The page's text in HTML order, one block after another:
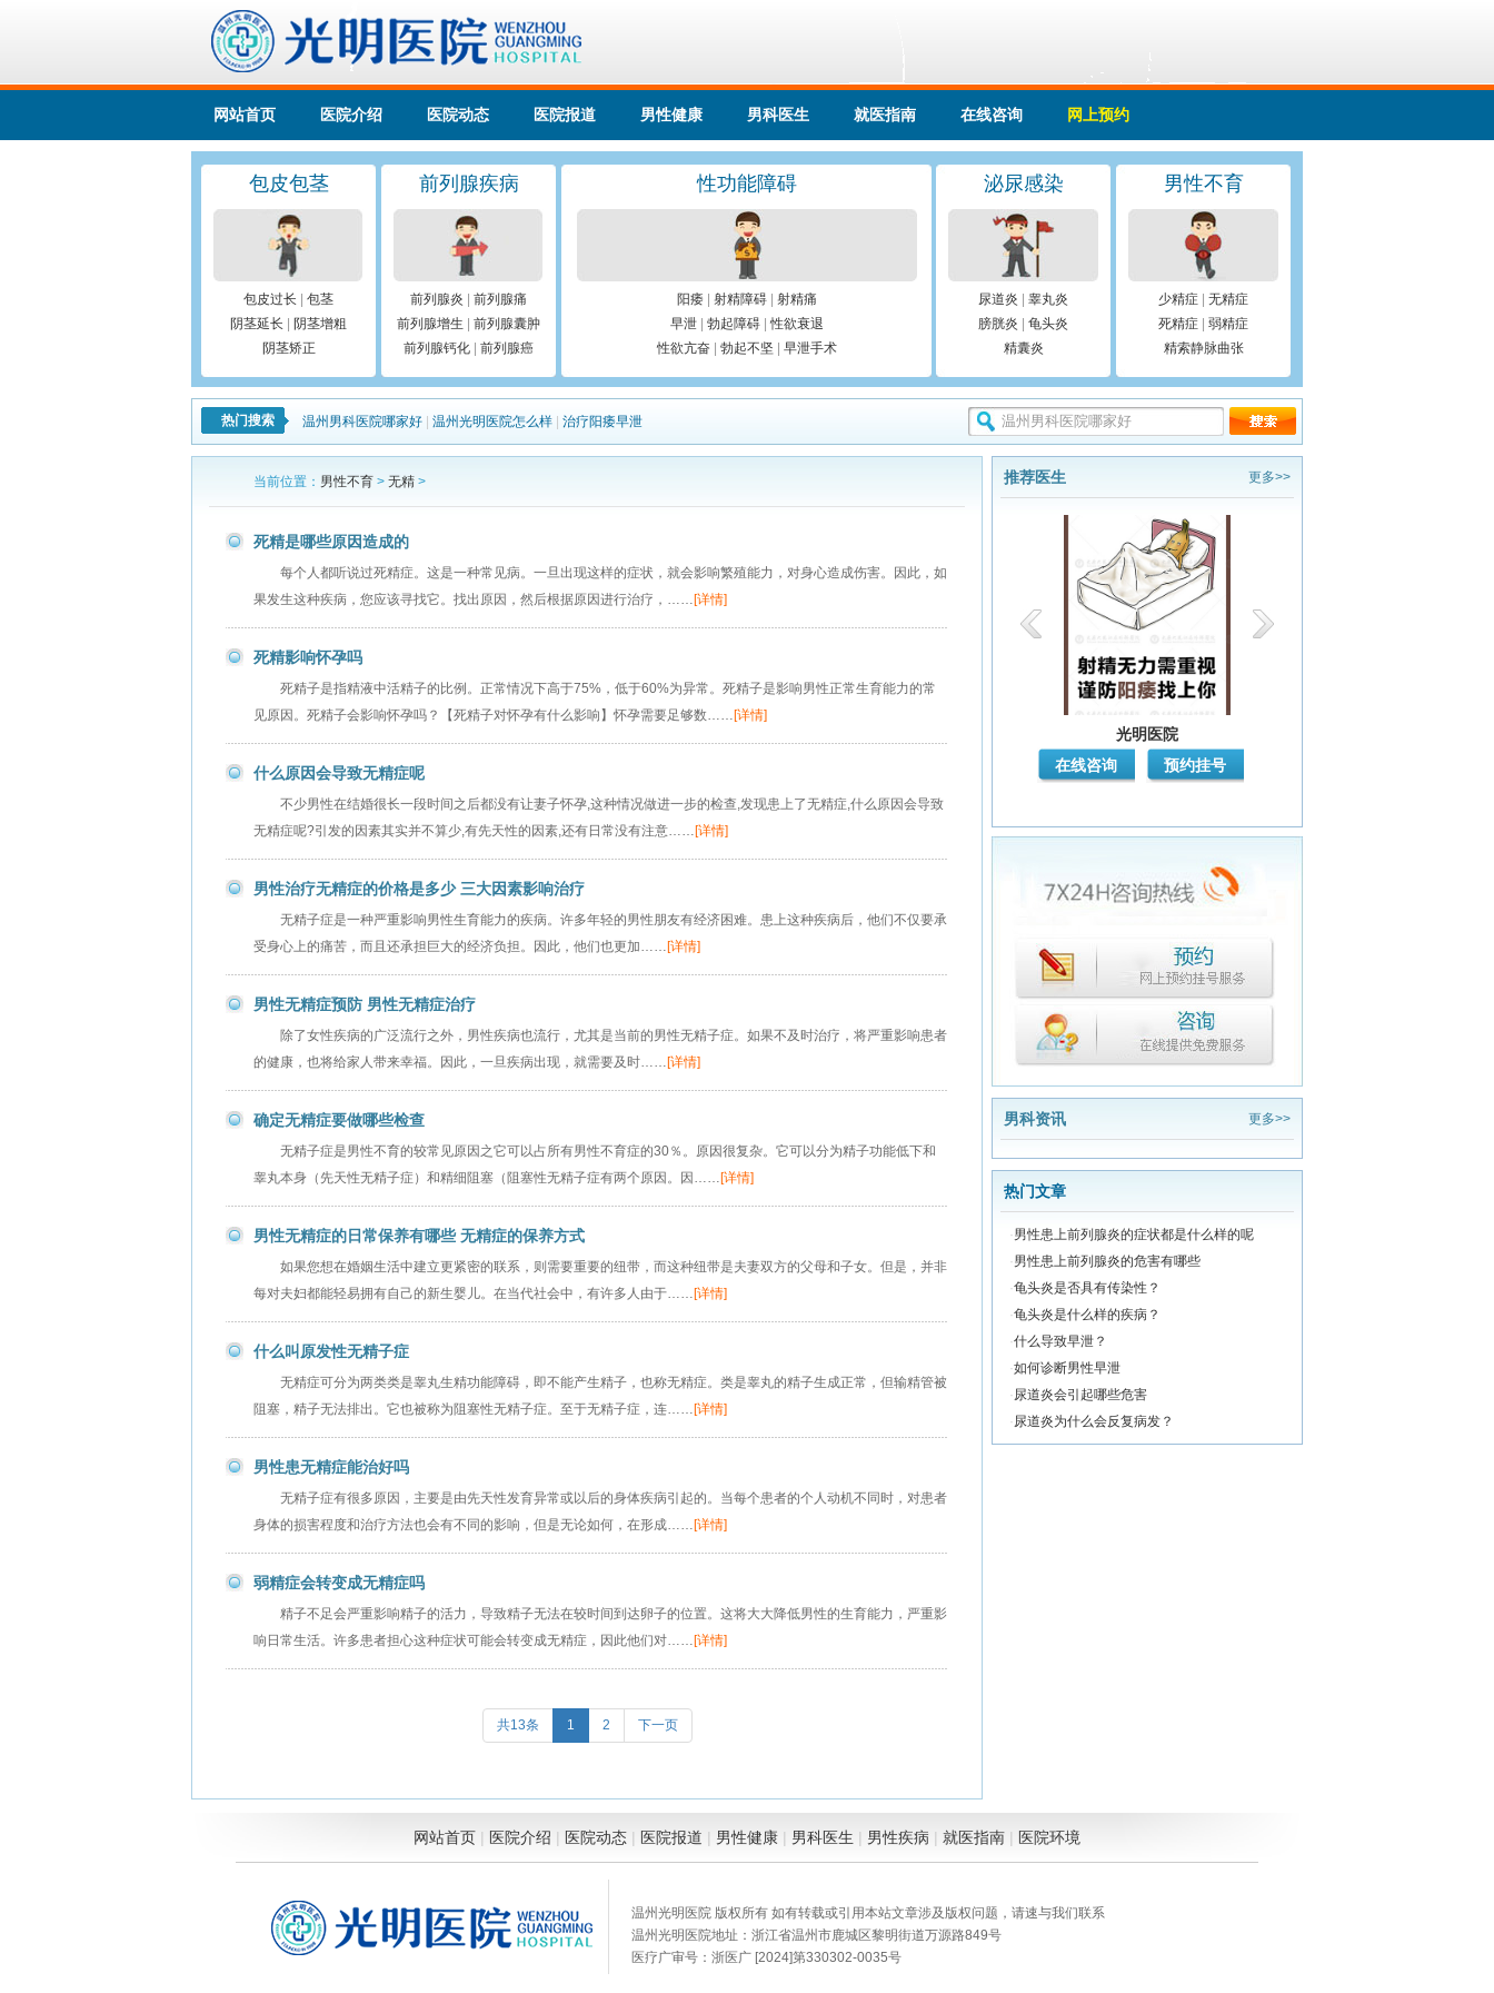
网站首页 医院介绍 医院动态 医院报道 男性健康 男科医生 就医指南 在线咨询 网上预约
包皮包茎
包皮过长
包茎
阴茎延长
阴茎增粗
阴茎矫正
前列腺疾病
前列腺炎
前列腺痛
前列腺增生
前列腺囊肿
前列腺钙化
前列腺癌
性功能障碍
阳痿 射精障碍| 射精痛
早泄| 勃起障碍|性欲衰退
性欲亢奋
勃起不坚 早泄手术
泌尿感染
尿道炎
睾丸炎
膀胱炎
龟头炎
精囊炎
男性不育
少精症
无精症
死精症
弱精症
精索静脉曲张
热门搜索 温州男科医院哪家好 温州光明医院怎么样 治疗阳痿早泄
当前位置： 男性不育 > 无精 >
死精是哪些原因造成的
每个人都听说过死精症。这是一种常见病。一旦出现这样的症状，就会影响繁殖能力，对身心造成伤害。因此，如
果发生这种疾病，您应该寻找它。找出原因，然后根据原因进行治疗，……[详情]
死精影响怀孕吗
死精子是指精液中活精子的比例。正常情况下高于75%，低于60%为异常。死精子是影响男性正常生育能力的常
见原因。死精子会影响怀孕吗？【死精子对怀孕有什么影响】怀孕需要足够数……[详情]
什么原因会导致无精症呢
不少男性在结婚很长一段时间之后都没有让妻子怀孕,这种情况做进一步的检查,发现患上了无精症,什么原因会导致
无精症呢?引发的因素其实并不算少,有先天性的因素,还有日常没有注意……[详情]
男性治疗无精症的价格是多少 三大因素影响治疗
无精子症是一种严重影响男性生育能力的疾病。许多年轻的男性朋友有经济困难。患上这种疾病后，他们不仅要承
受身心上的痛苦，而且还承担巨大的经济负担。因此，他们也更加……[详情]
男性无精症预防 男性无精症治疗
除了女性疾病的广泛流行之外，男性疾病也流行，尤其是当前的男性无精子症。如果不及时治疗，将严重影响患者
的健康，也将给家人带来幸福。因此，一旦疾病出现，就需要及时……[详情]
确定无精症要做哪些检查
无精子症是男性不育的较常见原因之它可以占所有男性不育症的30％。原因很复杂。它可以分为精子功能低下和
睾丸本身（先天性无精子症）和精细阻塞（阻塞性无精子症有两个原因。因……[详情]
男性无精症的日常保养有哪些 无精症的保养方式
如果您想在婚姻生活中建立更紧密的联系，则需要重要的纽带，而这种纽带是夫妻双方的父母和子女。但是，并非
每对夫妇都能轻易拥有自己的新生婴儿。在当代社会中，有许多人由于……[详情]
什么叫原发性无精子症
无精症可分为两类类是睾丸生精功能障碍，即不能产生精子，也称无精症。类是睾丸的精子生成正常，但输精管被
阻塞，精子无法排出。它也被称为阻塞性无精子症。至于无精子症，连……[详情]
男性患无精症能治好吗
无精子症有很多原因，主要是由先天性发育异常或以后的身体疾病引起的。当每个患者的个人动机不同时，对患者
身体的损害程度和治疗方法也会有不同的影响，但是无论如何，在形成……[详情]
弱精症会转变成无精症吗
精子不足会严重影响精子的活力，导致精子无法在较时间到达卵子的位置。这将大大降低男性的生育能力，严重影
响日常生活。许多患者担心这种症状可能会转变成无精症，因此他们对……[详情]
共13条 1 2 下一页
更多>>
推荐医生
光明医院
在线咨询
预约挂号
更多>>
男科资讯
热门文章
·男性患上前列腺炎的症状都是什么样的呢
·男性患上前列腺炎的危害有哪些
·龟头炎是否具有传染性？
·龟头炎是什么样的疾病？
·什么导致早泄？
·如何诊断男性早泄
·尿道炎会引起哪些危害
·尿道炎为什么会反复病发？
网站首页 | 医院介绍 | 医院动态 | 医院报道 | 男性健康 | 男科医生 | 男性疾病 | 就医指南 | 医院环境
温州光明医院 版权所有 如有转载或引用本站文章涉及版权问题，请速与我们联系
温州光明医院地址：浙江省温州市鹿城区黎明街道万源路849号
医疗广审号：浙医广 [2024]第330302-0035号